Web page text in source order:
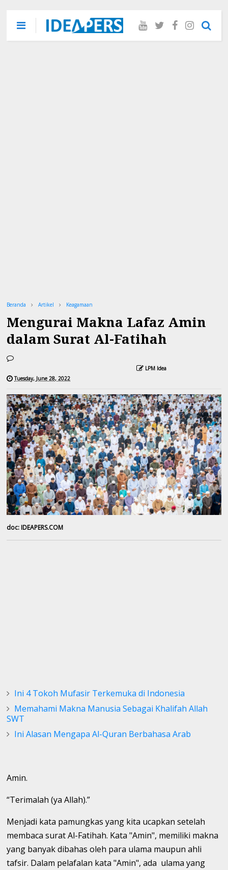
Beranda Artikel Keagamaan
Mengurai Makna Lafaz Amin
dalam Surat Al-Fatihah
LPM Idea
Tuesday, June 28, 2022
doc: IDEAPERS.COM
Ini 4 Tokoh Mufasir Terkemuka di Indonesia
Memahami Makna Manusia Sebagai Khalifah Allah
SWT
Ini Alasan Mengapa Al-Quran Berbahasa Arab
Amin.
“Terimalah (ya Allah).”
Menjadi kata pamungkas yang kita ucapkan setelah
membaca surat Al-Fatihah. Kata "Amin", memiliki makna
yang banyak dibahas oleh para ulama maupun ahli
tafsir. Dalam pelafalan kata "Amin", ada ulama yang